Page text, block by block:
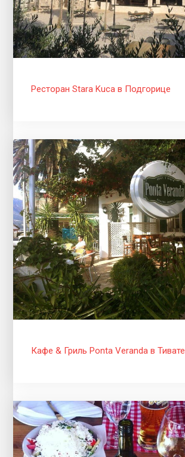
Ресторан Stara Kuca в Подгорице
Кафе & Гриль Ponta Veranda в Тивате